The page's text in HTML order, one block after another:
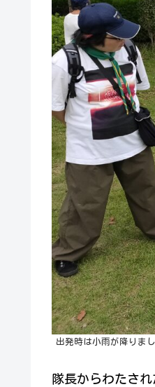
出発時は小雨が降りま
隊長からわたさ